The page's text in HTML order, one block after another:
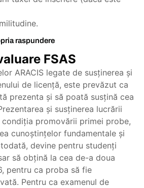
raspundere
FSAS
ARACIS legate de susținerea și
de licență, este prevăzut ca
prezenta și să poată susțină cea
și susținerea lucrării
promovării primei probe,
cunoștințelor fundamentale și
devine pentru studenți
să obțină la cea de-a doua
pentru ca proba să fie
Pentru ca examenul de